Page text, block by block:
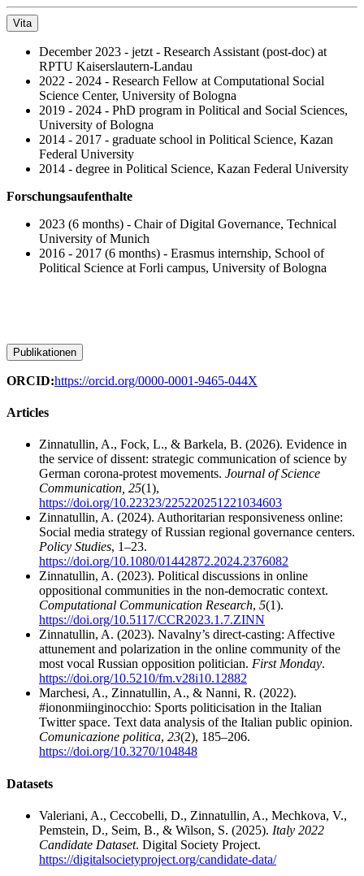
Vita
December 2023 - jetzt - Research Assistant (post-doc) at
RPTU Kaiserslautern-Landau
2022 - 2024 - Research Fellow at Computational Social
Science Center, University of Bologna
2019 - 2024 - PhD program in Political and Social Sciences,
University of Bologna
2014 - 2017 - graduate school in Political Science, Kazan
Federal University
2014 - degree in Political Science, Kazan Federal University
Forschungsaufenthalte
2023 (6 months) - Chair of Digital Governance, Technical
University of Munich
2016 - 2017 (6 months) - Erasmus internship, School of
Political Science at Forli campus, University of Bologna
Publikationen
ORCID:https://orcid.org/0000-0001-9465-044X
Articles
Zinnatullin, A., Fock, L., & Barkela, B. (2026). Evidence in
the service of dissent: strategic communication of science by
German corona-protest movements. Journal of Science
Communication, 25(1),
https://doi.org/10.22323/225220251221034603
Zinnatullin, A. (2024). Authoritarian responsiveness online:
Social media strategy of Russian regional governance centers.
Policy Studies, 1–23.
https://doi.org/10.1080/01442872.2024.2376082
Zinnatullin, A. (2023). Political discussions in online
oppositional communities in the non-democratic context.
Computational Communication Research, 5(1).
https://doi.org/10.5117/CCR2023.1.7.ZINN
Zinnatullin, A. (2023). Navalny’s direct-casting: Affective
attunement and polarization in the online community of the
most vocal Russian opposition politician. First Monday.
https://doi.org/10.5210/fm.v28i10.12882
Marchesi, A., Zinnatullin, A., & Nanni, R. (2022).
#iononmiinginocchio: Sports politicisation in the Italian
Twitter space. Text data analysis of the Italian public opinion.
Comunicazione politica, 23(2), 185–206.
https://doi.org/10.3270/104848
Datasets
Valeriani, A., Ceccobelli, D., Zinnatullin, A., Mechkova, V.,
Pemstein, D., Seim, B., & Wilson, S. (2025). Italy 2022
Candidate Dataset. Digital Society Project.
https://digitalsocietyproject.org/candidate-data/